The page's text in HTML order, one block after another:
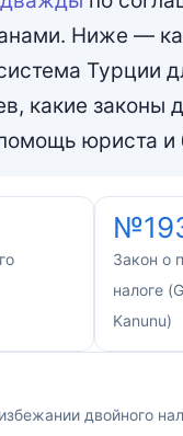
Ниже —
Турции
какие законы
юриста и
Закон о
налоге
Kanunu)
двойного